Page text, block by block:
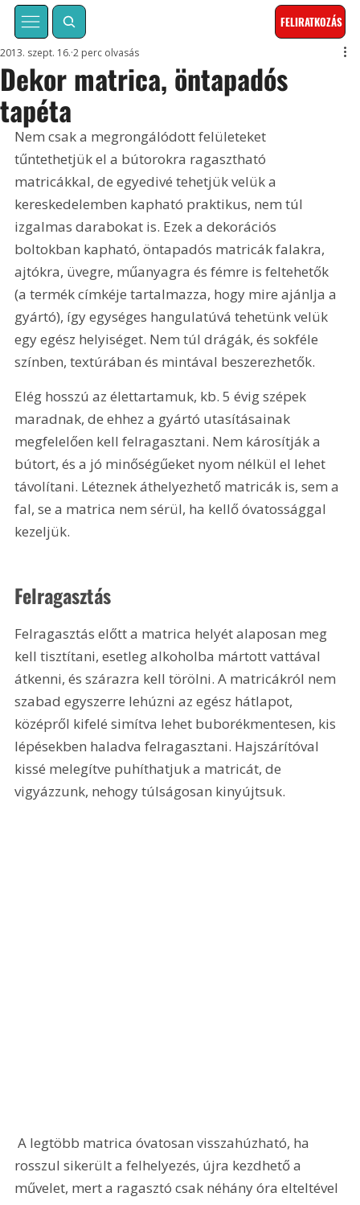
FELIRATKOZÁS
Dekor matrica, öntapadós
tapéta
2013. szept. 16. 2 perc olvasás
Nem csak a megrongálódott felületeket
tűntethetjük el a bútorokra ragasztható
matricákkal, de egyedivé tehetjük velük a
kereskedelemben kapható praktikus, nem túl
izgalmas darabokat is. Ezek a dekorációs
boltokban kapható, öntapadós matricák falakra,
ajtókra, üvegre, műanyagra és fémre is feltehetők
(a termék címkéje tartalmazza, hogy mire ajánlja a
gyártó), így egységes hangulatúvá tehetünk velük
egy egész helyiséget. Nem túl drágák, és sokféle
színben, textúrában és mintával beszerezhetők.
Elég hosszú az élettartamuk, kb. 5 évig szépek
maradnak, de ehhez a gyártó utasításainak
megfelelően kell felragasztani. Nem károsítják a
bútort, és a jó minőségűeket nyom nélkül el lehet
távolítani. Léteznek áthelyezhető matricák is, sem a
fal, se a matrica nem sérül, ha kellő óvatossággal
kezeljük.
Felragasztás
Felragasztás előtt a matrica helyét alaposan meg
kell tisztítani, esetleg alkoholba mártott vattával
átkenni, és szárazra kell törölni. A matricákról nem
szabad egyszerre lehúzni az egész hátlapot,
középről kifelé simítva lehet buborékmentesen, kis
lépésekben haladva felragasztani. Hajszárítóval
kissé melegítve puhíthatjuk a matricát, de
vigyázzunk, nehogy túlságosan kinyújtsuk.
A legtöbb matrica óvatosan visszahúzható, ha
rosszul sikerült a felhelyezés, újra kezdhető a
művelet, mert a ragasztó csak néhány óra elteltével